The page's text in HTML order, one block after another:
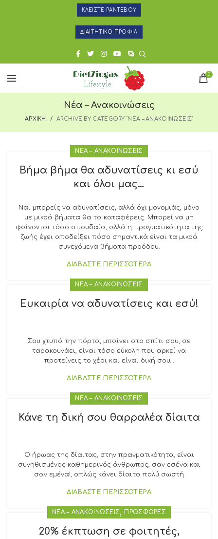
ΚΛΕΙΣΤΕ ΡΑΝΤΕΒΟΥ
ΔΙΑΙΤΗΤΙΚΟ ΠΡΟΦΙΛ
0
Νέα – Ανακοινώσεις
ΑΡΧΙΚΗ ARCHIVE BY CATEGORY "ΝΕΑ – ΑΝΑΚΟΙΝΩΣΕΙΣ"
ΝΕΑ – ΑΝΑΚΟΙΝΩΣΕΙΣ
Βήμα βήμα θα αδυνατίσεις κι εσύ
και όλοι μας…
Ναι μπορείς να αδυνατίσεις, αλλά όχι μονομιάς, μόνο
με μικρά βήματα θα τα καταφέρεις. Μπορεί να μη
φαίνονται τόσο σπουδαία, αλλά η πραγματικότητα της
ζωής έχει αποδείξει πόσο σημαντικά είναι τα μικρά
συνεχόμενα βήματα προόδου.
ΔΙΑΒΑΣΤΕ ΠΕΡΙΣΣΟΤΕΡΑ
ΝΕΑ – ΑΝΑΚΟΙΝΩΣΕΙΣ
Ευκαιρία να αδυνατίσεις και εσύ!
Σου χτυπά την πόρτα, μπαίνει στο σπίτι σου, σε
ταρακουνάει, είναι τόσο εύκολη που αρκεί να
προτείνεις το χέρι και είναι δική σου…
ΔΙΑΒΑΣΤΕ ΠΕΡΙΣΣΟΤΕΡΑ
ΝΕΑ – ΑΝΑΚΟΙΝΩΣΕΙΣ
Κάνε τη δική σου θαρραλέα δίαιτα
Ο ήρωας της δίαιτας, στην πραγματικότητα, είναι
συνηθισμένος καθημερινός άνθρωπος, σαν εσένα και
σαν εμένα!, απλώς κάνει δίαιτα πολύ σωστή
ΔΙΑΒΑΣΤΕ ΠΕΡΙΣΣΟΤΕΡΑ
ΝΕΑ – ΑΝΑΚΟΙΝΩΣΕΙΣ,ΠΡΟΣΦΟΡΕΣ
20% έκπτωση σε φοιτητές,